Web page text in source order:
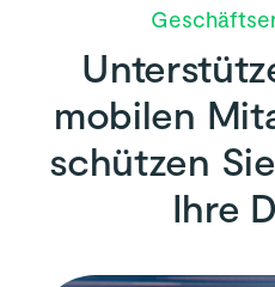
mobilen
schützen
Ihre